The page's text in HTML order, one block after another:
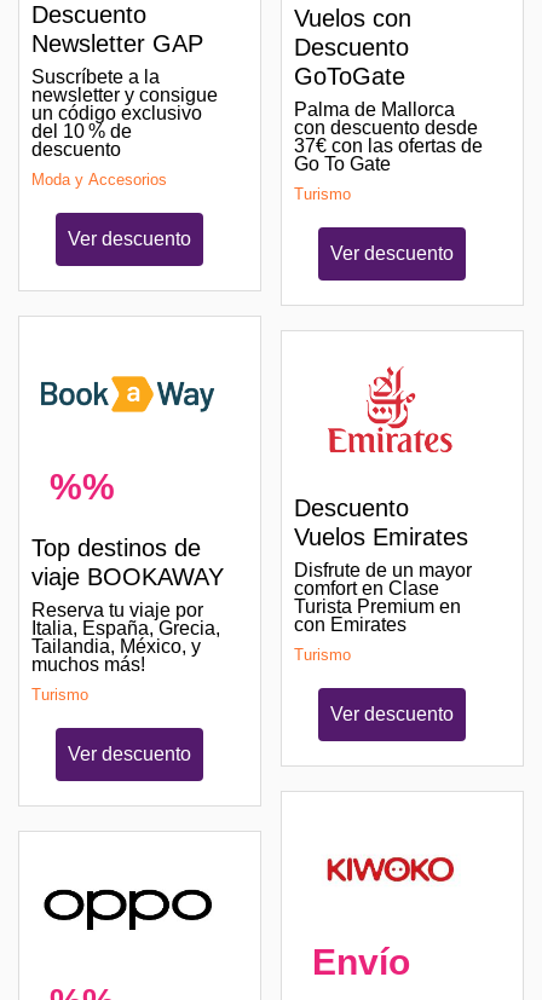
Descuento
Newsletter GAP
Suscríbete a la
newsletter y consigue
un código exclusivo
del 10 % de
descuento
Moda y Accesorios
Ver descuento
%%
Top destinos de
viaje BOOKAWAY
Reserva tu viaje por
Italia, España, Grecia,
Tailandia, México, y
muchos más!
Turismo
Ver descuento
Vuelos con
Descuento
GoToGate
Palma de Mallorca
con descuento desde
37€ con las ofertas de
Go To Gate
Turismo
Ver descuento
Descuento
Vuelos Emirates
Disfrute de un mayor
comfort en Clase
Turista Premium en
con Emirates
Turismo
Ver descuento
Envío